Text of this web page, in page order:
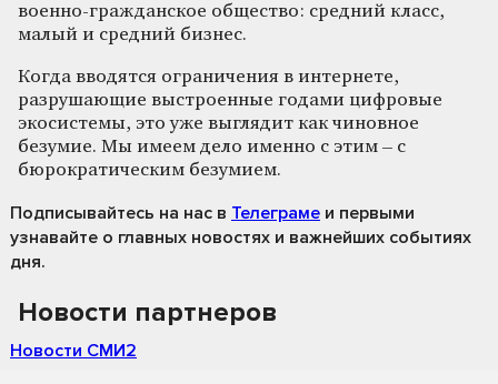
военно-гражданское общество: средний класс,
малый и средний бизнес.
Когда вводятся ограничения в интернете,
разрушающие выстроенные годами цифровые
экосистемы, это уже выглядит как чиновное
безумие. Мы имеем дело именно с этим – с
бюрократическим безумием.
Подписывайтесь на нас в Телеграме и первыми
узнавайте о главных новостях и важнейших событиях
дня.
Новости партнеров
Новости СМИ2